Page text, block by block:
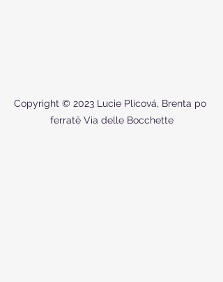
Copyright © 2023 Lucie Plicová, Brenta po
ferratě Via delle Bocchette